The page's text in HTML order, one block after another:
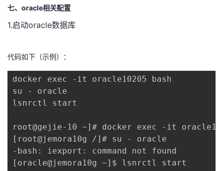
七、oracle相关配置
1.启动oracle数据库
代码如下（示例）：
docker exec -it oracle10205 bash
su - oracle
lsnrctl start
root@gejie-10 ~]# docker exec -it
[root@jemora10g /]# su - oracle
-bash: iexport: command not found
[oracle@jemora10g ~]$ lsnrctl start